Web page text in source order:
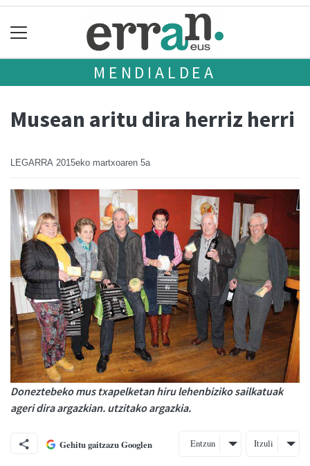
MENDIALDEA
Musean aritu dira herriz herri
LEGARRA 2015eko martxoaren 5a
Doneztebeko mus txapelketan hiru lehenbiziko sailka­tuak
ageri dira argazkian. utzitako argazkia.
Gehitu gaitzazu Googlen Entzun Itzuli